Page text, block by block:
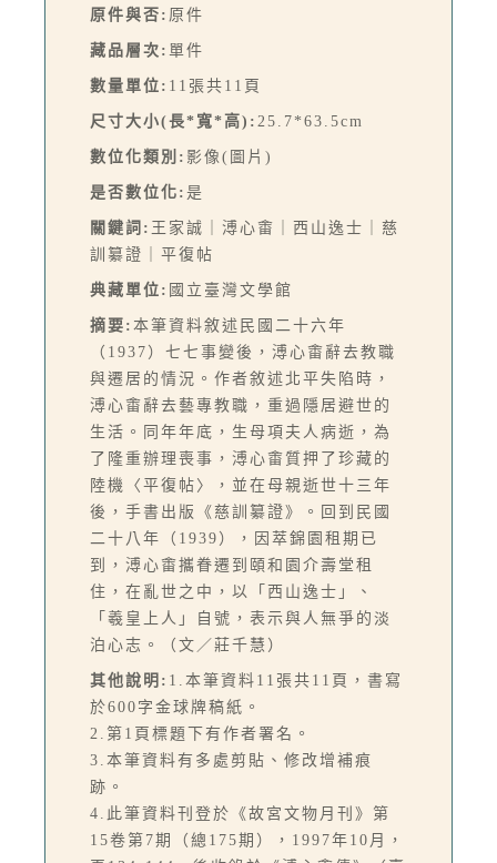
原件與否: 原件
藏品層次: 單件
數量單位: 11張共11頁
尺寸大小(長*寬*高): 25.7*63.5cm
數位化類別: 影像(圖片)
是否數位化: 是
關鍵詞: 王家誠｜溥心畬｜西山逸士｜慈
訓纂證｜平復帖
典藏單位: 國立臺灣文學館
摘要: 本筆資料敘述民國二十六年
（1937）七七事變後，溥心畬辭去教職
與遷居的情況。作者敘述北平失陷時，
溥心畬辭去藝專教職，重過隱居避世的
生活。同年年底，生母項夫人病逝，為
了隆重辦理喪事，溥心畬質押了珍藏的
陸機〈平復帖〉，並在母親逝世十三年
後，手書出版《慈訓纂證》。回到民國
二十八年（1939），因萃錦園租期已
到，溥心畬攜眷遷到頤和園介壽堂租
住，在亂世之中，以「西山逸士」、
「羲皇上人」自號，表示與人無爭的淡
泊心志。（文／莊千慧）
其他說明: 1.本筆資料11張共11頁，書寫
於600字金球牌稿紙。
2.第1頁標題下有作者署名。
3.本筆資料有多處剪貼、修改增補痕
跡。
4.此筆資料刊登於《故宮文物月刊》第
15卷第7期（總175期），1997年10月，